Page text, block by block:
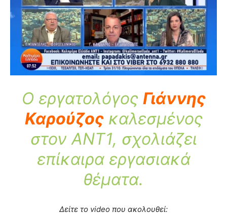
O εργατολόγος Γιάννης
Καρούζος καλεσμένος
στον ANT1, σχολιάζει
επίκαιρα εργασιακά
θέματα.
Δείτε το video που ακολουθεί: